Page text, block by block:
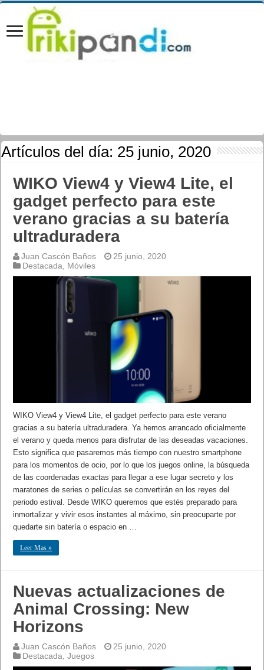
Artículos del día: 25 junio, 2020
WIKO View4 y View4 Lite, el
gadget perfecto para este
verano gracias a su batería
ultraduradera
Juan Cascón Baños
25 junio, 2020
Destacada
Móviles
WIKO View4 y View4 Lite, el gadget perfecto para este verano
gracias a su batería ultraduradera. Ya hemos arrancado oficialmente
el verano y queda menos para disfrutar de las deseadas vacaciones.
Esto significa que pasaremos más tiempo con nuestro smartphone
para los momentos de ocio, por lo que los juegos online, la búsqueda
de las coordenadas exactas para llegar a ese lugar secreto y los
maratones de series o películas se convertirán en los reyes del
periodo estival. Desde WIKO queremos que estés preparado para
inmortalizar y vivir esos instantes al máximo, sin preocuparte por
quedarte sin batería o espacio en …
Leer Mas »
Nuevas actualizaciones de
Animal Crossing: New
Horizons
Juan Cascón Baños
25 junio, 2020
Destacada ,Juegos